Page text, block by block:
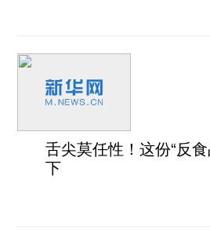
舌尖莫任性！这份“反
下